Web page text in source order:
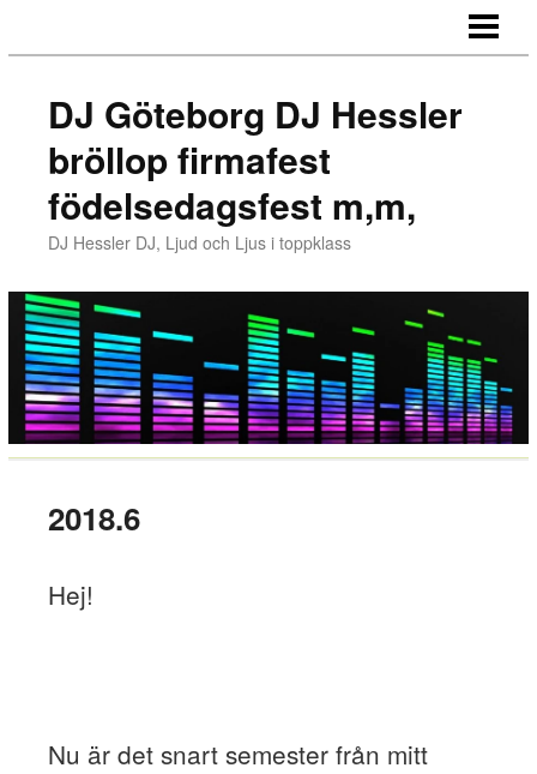
MUSIKEN
MUSIK
MEDIA
PRISER
KONTAKT
LÄNKAR
DJ Göteborg DJ Hessler
bröllop firmafest
födelsedagsfest m,m,
DJ Hessler DJ, Ljud och Ljus i toppklass
2018.6
Hej!
Nu är det snart semester från mitt